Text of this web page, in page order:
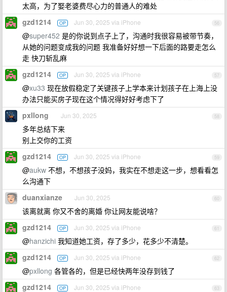
太高，为了娶老婆费尽心力的普通人的难处
56
gzd1214 OP Jun 30, 2025 via iPhone
@super452 是的你说到点子上了，沟通时我很容易被带节奏，
从她的问题变成我的问题 我准备好好想一下后面的路要走怎么
走 快刀斩乱麻
57
gzd1214 OP Jun 30, 2025 via iPhone
@xu33 现在放假稳定了关键孩子上学本来计划孩子在上海上没
办法只能买房子现在这个情况得好好考虑下了
58
pxllong Jun 30, 2025
多年总结下来
别上交你的工资
59
gzd1214 OP Jun 30, 2025 via iPhone
@aukw 不想，不想孩子没妈，我实在不想走这一步，想看看怎
么沟通下
60
duanxianze Jun 30, 2025
该离就离 你又不舍的离婚 你让网友能说啥？
61
gzd1214 OP Jun 30, 2025 via iPhone
@hanzichi 我知道她工资，存了多少，花多少不清楚。
62
gzd1214 OP Jun 30, 2025 via iPhone
@pxllong 各管各的，但是已经快两年没存到钱了
63
gzd1214 OP Jun 30, 2025 via iPhone